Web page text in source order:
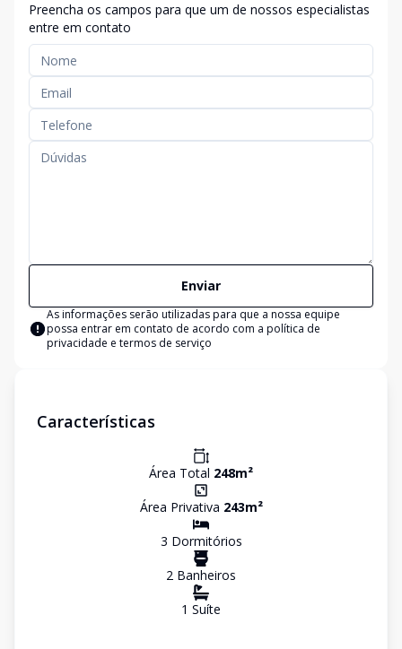
Preencha os campos para que um de nossos especialistas
entre em contato
Enviar
As informações serão utilizadas para que a nossa equipe
possa entrar em contato de acordo com a política de
privacidade e termos de serviço
Características
Área Total 248m²
Área Privativa 243m²
3 Dormitórios
2 Banheiros
1 Suíte